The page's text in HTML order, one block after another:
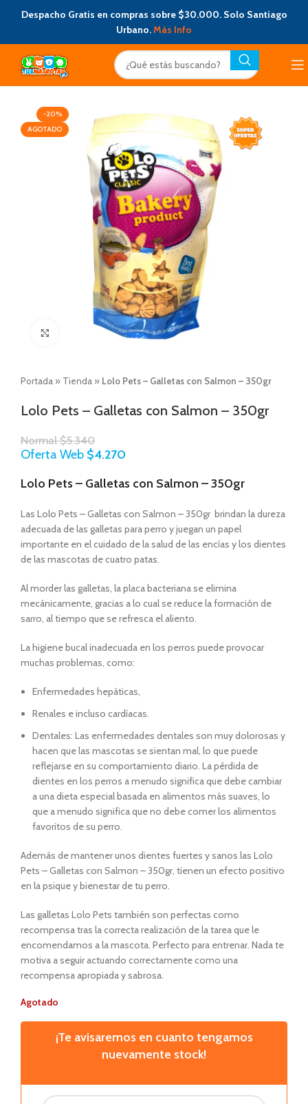
Despacho Gratis en compras sobre $30.000. Solo Santiago
Urbano.Más Info
-20%
AGOTADO
Click to enlarge
Portada » Tienda » Lolo Pets – Galletas con Salmon – 350gr
Lolo Pets – Galletas con Salmon – 350gr
Normal$5.340
Oferta Web $4.270
Lolo Pets – Galletas con Salmon – 350gr
Las Lolo Pets – Galletas con Salmon – 350gr brindan la dureza
adecuada de las galletas para perro y juegan un papel
importante en el cuidado de la salud de las encías y los dientes
de las mascotas de cuatro patas.
Al morder las galletas, la placa bacteriana se elimina
mecánicamente, gracias a lo cual se reduce la formación de
sarro, al tiempo que se refresca el aliento.
La higiene bucal inadecuada en los perros puede provocar
muchas problemas, como:
Enfermedades hepáticas,
Renales e incluso cardíacas.
Dentales: Las enfermedades dentales son muy dolorosas y
hacen que las mascotas se sientan mal, lo que puede
reflejarse en su comportamiento diario. La pérdida de
dientes en los perros a menudo significa que debe cambiar
a una dieta especial basada en alimentos más suaves, lo
que a menudo significa que no debe comer los alimentos
favoritos de su perro.
Además de mantener unos dientes fuertes y sanos las Lolo
Pets – Galletas con Salmon – 350gr, tienen un efecto positivo
en la psique y bienestar de tu perro.
Las galletas Lolo Pets también son perfectas como
recompensa tras la correcta realización de la tarea que le
encomendamos a la mascota. Perfecto para entrenar. Nada te
motiva a seguir actuando correctamente como una
recompensa apropiada y sabrosa.
Agotado
¡Te avisaremos en cuanto tengamos
nuevamente stock!